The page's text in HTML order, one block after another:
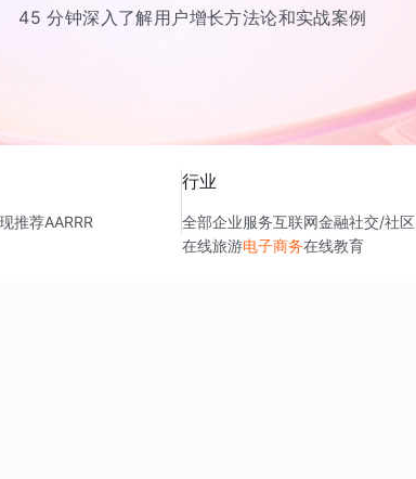
45 分钟深入了解用户增长方法论和实战案例
推荐AARRR
行业
全部企业服务互联网金融社交/社区
在线旅游电子商务在线教育